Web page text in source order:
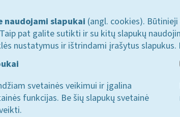
naudojami slapukai (angl. cookies).
pat galite sutikti ir su kitų slapukų
nustatymus ir ištrindami įrašytus slapukus.
svetainės veikimui ir įgalina
funkcijas. Be šių slapukų svetainė